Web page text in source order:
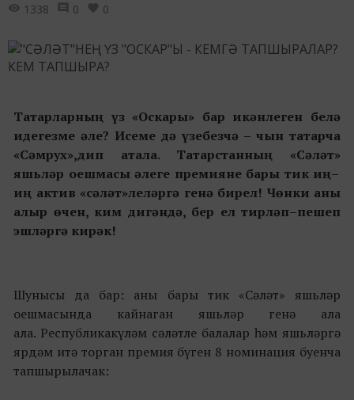
1338 0 0
Татарларның үз «Оскары» бар икәнлеген белә
идегезме әле? Исеме дә үзебезчә – чын татарча
«Сәмрух»,дип атала. Татарстанның «Сәләт»
яшьләр оешмасы әлеге премияне бары тик иң–
иң актив «сәләт»леләргә генә бирел! Чөнки аны
алыр өчен, ким дигәндә, бер ел тирләп–пешеп
эшләргә кирәк!
Шунысы да бар: аны бары тик «Сәләт» яшьләр
оешмасында кайнаган яшьләр генә ала
ала. Республикакүләм сәләтле балалар һәм яшьләргә
ярдәм итә торган премия бүген 8 номинация буенча
тапшырылачак: